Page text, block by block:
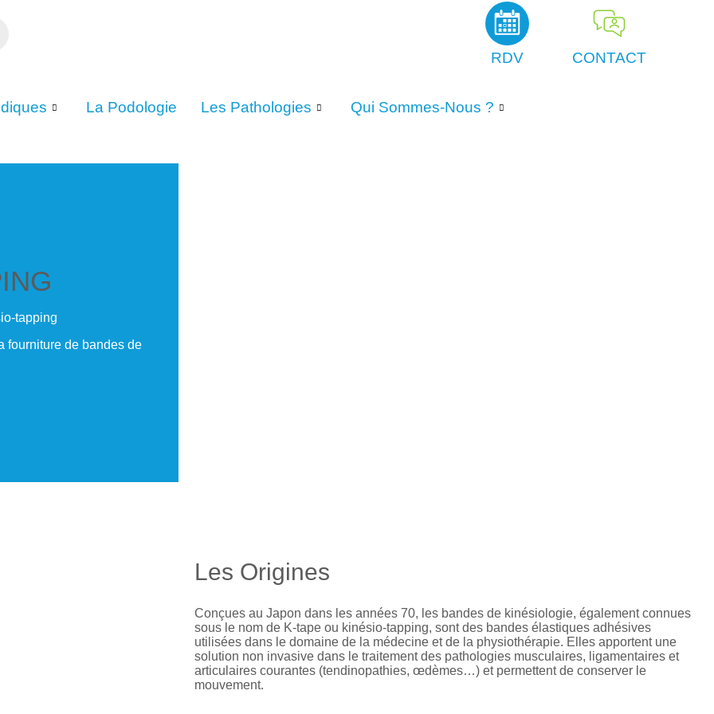
RDV CONTACT
La Podologie Les Pathologies Qui Sommes-Nous ?
tapping
fourniture de bandes de
Les Origines
Conçues au Japon dans les années 70, les bandes de kinésiologie, également connues
sous le nom de K-tape ou kinésio-tapping, sont des bandes élastiques adhésives
utilisées dans le domaine de la médecine et de la physiothérapie. Elles apportent une
solution non invasive dans le traitement des pathologies musculaires, ligamentaires et
articulaires courantes (tendinopathies, œdèmes…) et permettent de conserver le
mouvement.